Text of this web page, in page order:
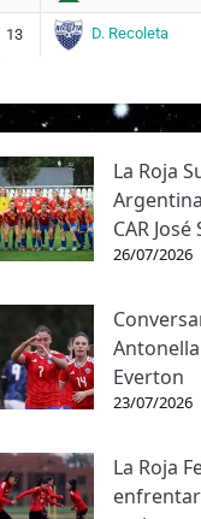
13 D. Recoleta
La Roja
CAR
26/07/2026
Everton
23/07/2026
La Roja